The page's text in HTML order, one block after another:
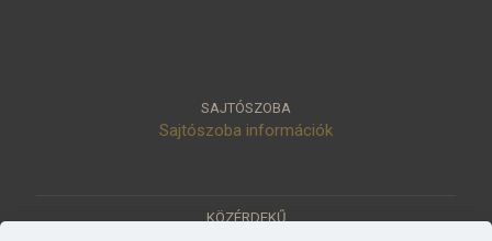
SAJTÓSZOBA
Sajtószoba információk
KÖZÉRDEKŰ